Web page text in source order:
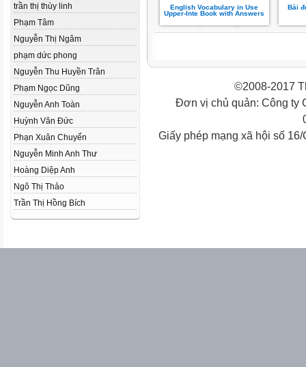
trần thị thùy linh
Phạm Tâm
Nguyễn Thị Ngâm
phạm dức phong
Nguyễn Thu Huyền Trân
Phạm Ngọc Dũng
Nguyễn Anh Toàn
Huỳnh Văn Đức
Phạn Xuân Chuyển
Nguyễn Minh Anh Thư
Hoàng Diệp Anh
Ngô Thị Thảo
Trần Thị Hồng Bích
English Vocabulary in Use
Upper-Inte Book with Answers
Bài
©2008-2017
Đơn vị chủ quản: Công ty
Giấy phép mạng xã hội số